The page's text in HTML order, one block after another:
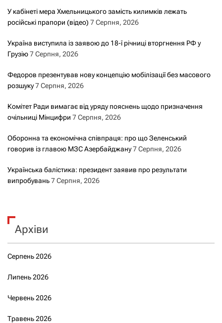
У кабінеті мера Хмельницького замість килимків лежать
російські прапори (відео) 7 Серпня, 2026
Україна виступила із заявою до 18-ї річниці вторгнення РФ у
Грузію7 Серпня, 2026
Федоров презентував нову концепцію мобілізації без масового
розшуку7 Серпня, 2026
Комітет Ради вимагає від уряду пояснень щодо призначення
очільниці Мінцифри 7 Серпня, 2026
Оборонна та економічна співпраця: про що Зеленський
говорив із главою МЗС Азербайджану7 Серпня, 2026
Українська балістика: президент заявив про результати
випробувань7 Серпня, 2026
Архіви
Серпень 2026
Липень 2026
Червень 2026
Травень 2026